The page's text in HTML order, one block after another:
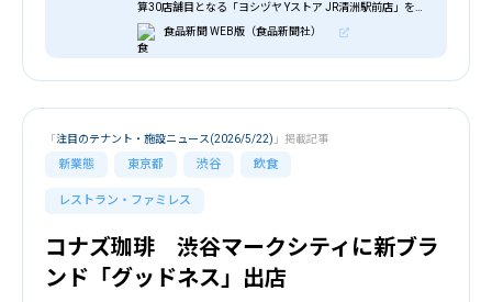
算30店舗目となる「ヨシヅヤ Yストア JR清洲駅前店」を新
規オープンした。 同店は、近隣にある母店「清洲店」や
プロセスセンター（PC）から、加工・パック済みの惣菜や
生鮮加工品を納品することで店内作業の負荷を軽減。ロー
食品新聞 WEB版（食品新聞社）
新業態 東京都 渋谷 飲食
レストラン・ファミレス
「注目のテナント・施設ニュース(2026/5/22) 」掲載記事
コナズ珈琲 渋谷マークシティに新ブラ
ンド「グッドネス」出店